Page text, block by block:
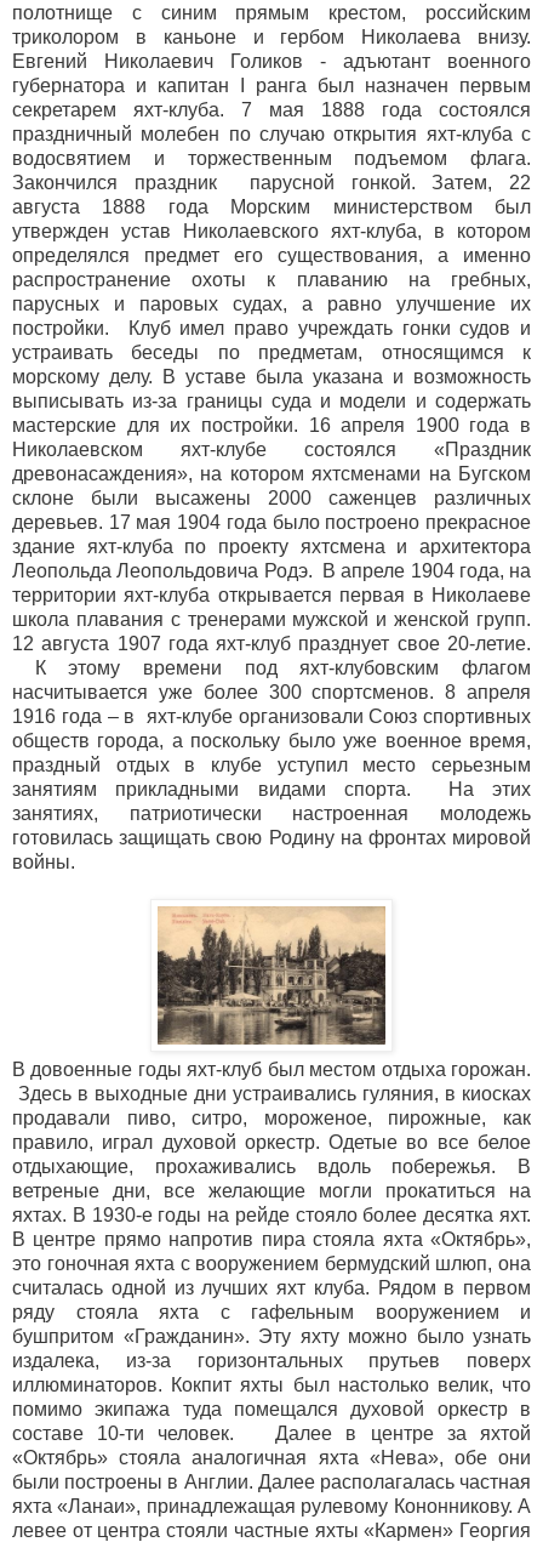
полотнище с синим прямым крестом, российским
триколором в каньоне и гербом Николаева внизу.
Евгений Николаевич Голиков - адъютант военного
губернатора и капитан I ранга был назначен первым
секретарем яхт-клуба. 7 мая 1888 года состоялся
праздничный молебен по случаю открытия яхт-клуба с
водосвятием и торжественным подъемом флага.
Закончился праздник парусной гонкой. Затем, 22
августа 1888 года Морским министерством был
утвержден устав Николаевского яхт-клуба, в котором
определялся предмет его существования, а именно
распространение охоты к плаванию на гребных,
парусных и паровых судах, а равно улучшение их
постройки. Клуб имел право учреждать гонки судов и
устраивать беседы по предметам, относящимся к
морскому делу. В уставе была указана и возможность
выписывать из-за границы суда и модели и содержать
мастерские для их постройки. 16 апреля 1900 года в
Николаевском яхт-клубе состоялся «Праздник
древонасаждения», на котором яхтсменами на Бугском
склоне были высажены 2000 саженцев различных
деревьев. 17 мая 1904 года было построено прекрасное
здание яхт-клуба по проекту яхтсмена и архитектора
Леопольда Леопольдовича Родэ. В апреле 1904 года, на
территории яхт-клуба открывается первая в Николаеве
школа плавания с тренерами мужской и женской групп.
12 августа 1907 года яхт-клуб празднует свое 20-летие.
К этому времени под яхт-клубовским флагом
насчитывается уже более 300 спортсменов. 8 апреля
1916 года – в яхт-клубе организовали Союз спортивных
обществ города, а поскольку было уже военное время,
праздный отдых в клубе уступил место серьезным
занятиям прикладными видами спорта. На этих
занятиях, патриотически настроенная молодежь
готовилась защищать свою Родину на фронтах мировой
войны.
В довоенные годы яхт-клуб был местом отдыха горожан.
Здесь в выходные дни устраивались гуляния, в киосках
продавали пиво, ситро, мороженое, пирожные, как
правило, играл духовой оркестр. Одетые во все белое
отдыхающие, прохаживались вдоль побережья. В
ветреные дни, все желающие могли прокатиться на
яхтах. В 1930-е годы на рейде стояло более десятка яхт.
В центре прямо напротив пира стояла яхта «Октябрь»,
это гоночная яхта с вооружением бермудский шлюп, она
считалась одной из лучших яхт клуба. Рядом в первом
ряду стояла яхта с гафельным вооружением и
бушпритом «Гражданин». Эту яхту можно было узнать
издалека, из-за горизонтальных прутьев поверх
иллюминаторов. Кокпит яхты был настолько велик, что
помимо экипажа туда помещался духовой оркестр в
составе 10-ти человек. Далее в центре за яхтой
«Октябрь» стояла аналогичная яхта «Нева», обе они
были построены в Англии. Далее располагалась частная
яхта «Ланаи», принадлежащая рулевому Кононникову. А
левее от центра стояли частные яхты «Кармен» Георгия